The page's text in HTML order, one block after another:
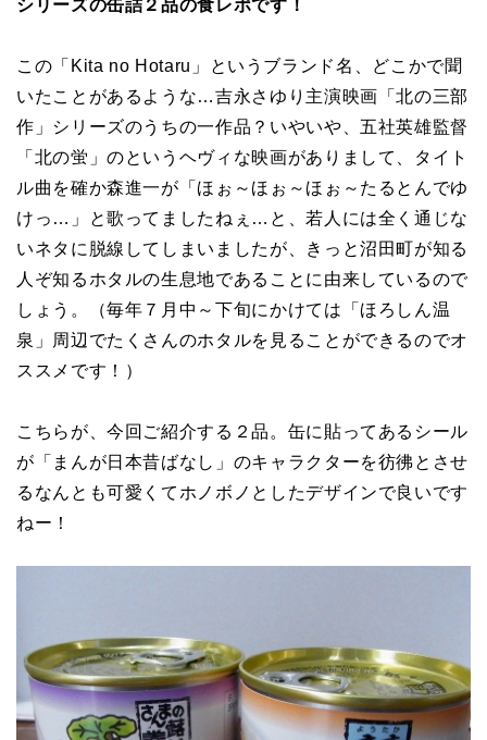
シリーズの缶詰２品の食レポです！
この「Kita no Hotaru」というブランド名、どこかで聞
いたことがあるような…吉永さゆり主演映画「北の三部
作」シリーズのうちの一作品？いやいや、五社英雄監督
「北の蛍」のというヘヴィな映画がありまして、タイト
ル曲を確か森進一が「ほぉ～ほぉ～ほぉ～たるとんでゆ
けっ…」と歌ってましたねぇ…と、若人には全く通じな
いネタに脱線してしまいましたが、きっと沼田町が知る
人ぞ知るホタルの生息地であることに由来しているので
しょう。（毎年７月中～下旬にかけては「ほろしん温
泉」周辺でたくさんのホタルを見ることができるのでオ
ススメです！）
こちらが、今回ご紹介する２品。缶に貼ってあるシール
が「まんが日本昔ばなし」のキャラクターを彷彿とさせ
るなんとも可愛くてホノボノとしたデザインで良いです
ねー！